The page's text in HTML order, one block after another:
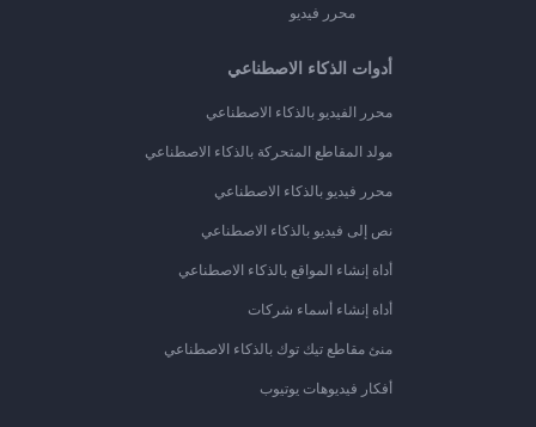
محرر فيديو
أدوات الذكاء الاصطناعي
محرر الفيديو بالذكاء الاصطناعي
مولد المقاطع المتحركة بالذكاء الاصطناعي
محرر فيديو بالذكاء الاصطناعي
نص إلى فيديو بالذكاء الاصطناعي
أداة إنشاء المواقع بالذكاء الاصطناعي
أداة إنشاء أسماء شركات
منئ مقاطع تيك توك بالذكاء الاصطناعي
أفكار فيديوهات يوتيوب